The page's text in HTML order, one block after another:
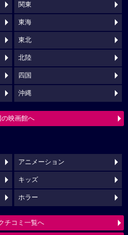
関東
東海
東北
北陸
四国
沖縄
の映画館へ
アニメーション
キッズ
ホラー
チコミ一覧へ